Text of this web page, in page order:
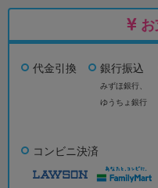
代金引換 銀行振込
みずほ銀行、
ゆうちょ銀行
コンビニ決済